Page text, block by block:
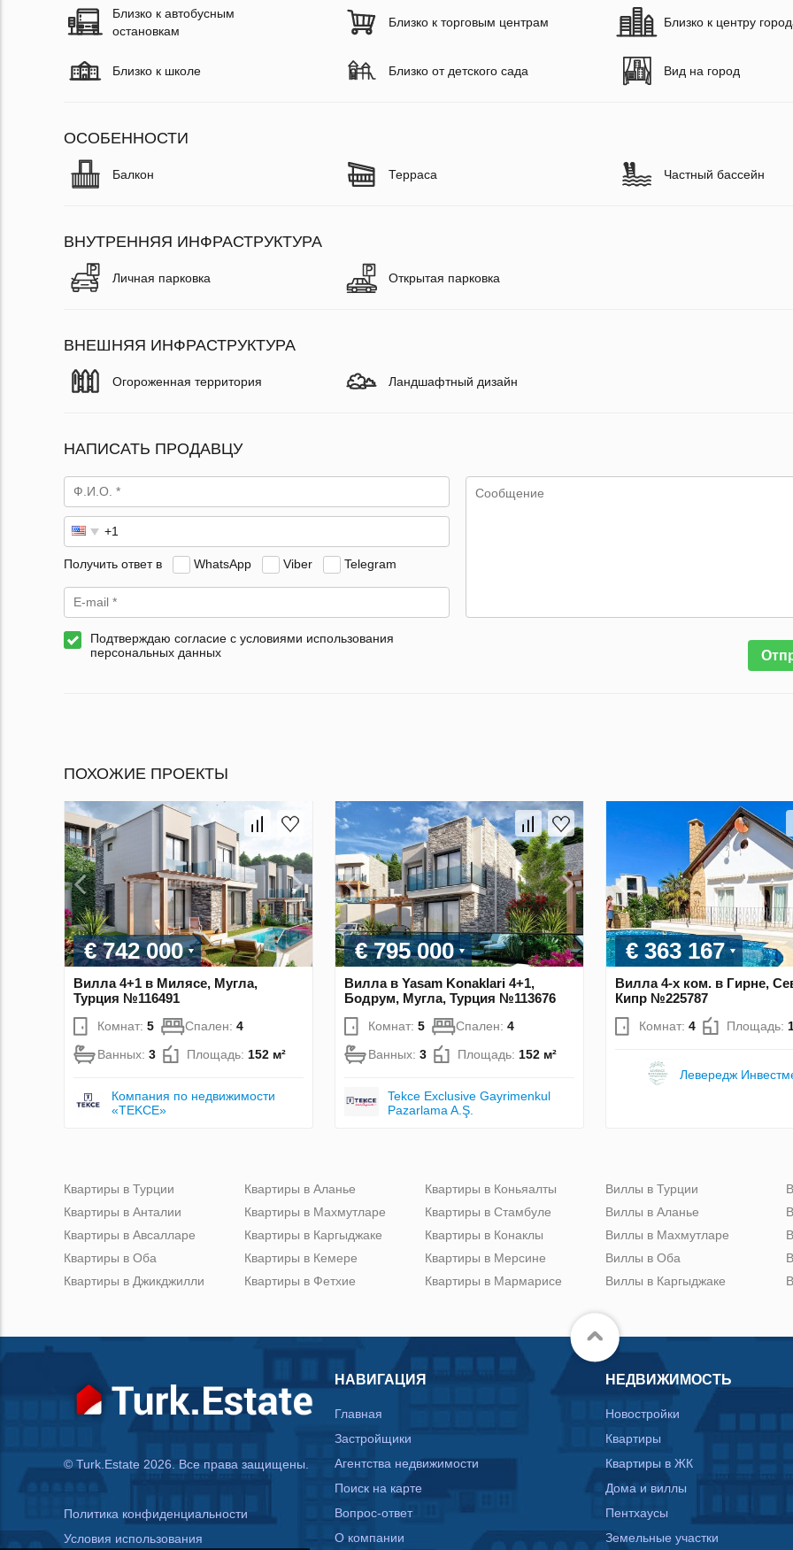
Близко к автобусным
остановкам
Близко к торговым центрам Близко к центру
Близко к школе Близко от детского сада Вид на город
ОСОБЕННОСТИ
Балкон Терраса Частный бассейн
ВНУТРЕННЯЯ ИНФРАСТРУКТУРА
Личная парковка Открытая парковка
ВНЕШНЯЯ ИНФРАСТРУКТУРА
Огороженная территория Ландшафтный дизайн
НАПИСАТЬ ПРОДАВЦУ
Получить ответ в WhatsApp Viber Telegram
Подтверждаю согласие с условиями использования
персональных данных
ПОХОЖИЕ ПРОЕКТЫ
€ 742 000
Вилла 4+1 в Милясе, Мугла,
Турция №116491
Комнат: 5 Спален: 4
Ванных: 3 Площадь: 152 м²
Компания по недвижимости
«TEKCE»
€ 795 000
Вилла в Yasam Konaklari 4+1,
Бодрум, Мугла, Турция №113676
Комнат: 5 Спален: 4
Ванных: 3 Площадь: 152 м²
Tekce Exclusive Gayrimenkul
Pazarlama A.Ş.
€ 363 167
Вилла 4-х ком. в Гирне,
Кипр №225787
Комнат: 4 Площадь:
Левередж
Квартиры в Турции
Квартиры в Анталии
Квартиры в Авсалларе
Квартиры в Оба
Квартиры в Джикджилли
Квартиры в Аланье
Квартиры в Махмутларе
Квартиры в Каргыджаке
Квартиры в Кемере
Квартиры в Фетхие
Квартиры в Коньяалты
Квартиры в Стамбуле
Квартиры в Конаклы
Квартиры в Мерсине
Квартиры в Мармарисе
Виллы в Турции
Виллы в Аланье
Виллы в Махмутларе
Виллы в Оба
Виллы в Каргыджаке
© Turk.Estate 2026. Все права защищены.
Политика конфиденциальности
Условия использования
НАВИГАЦИЯ
Главная
Застройщики
Агентства недвижимости
Поиск на карте
Вопрос-ответ
О компании
НЕДВИЖИМОСТЬ
Новостройки
Квартиры
Квартиры в ЖК
Дома и виллы
Пентхаусы
Земельные участки